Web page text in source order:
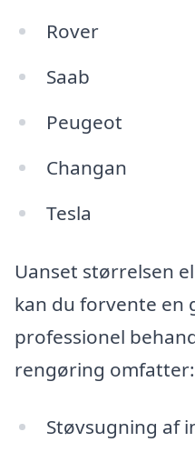
Rover
Saab
Peugeot
Changan
Tesla
Uanset størrelsen
kan du forvente en
professionel
rengøring omfatter:
Støvsugning af